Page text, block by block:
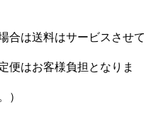
合は送料はサービスさせて
便はお客様負担となりま
）